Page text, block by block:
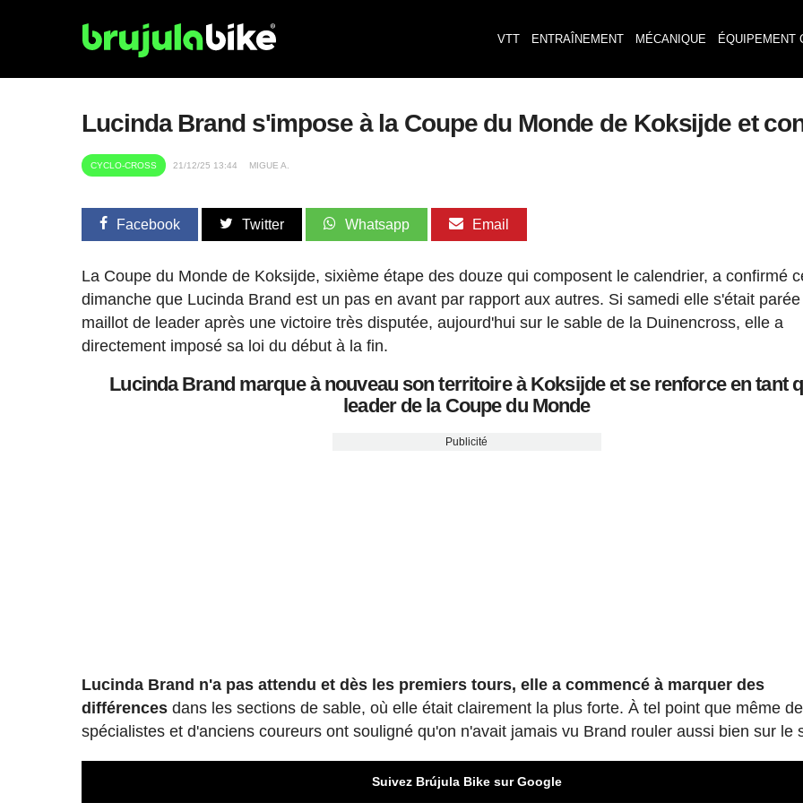
VTT ENTRAÎNEMENT MÉCANIQUE ÉQUIPEMENT
Lucinda Brand s'impose à la Coupe du Monde de Koksijde et
CYCLO-CROSS 21/12/25 13:44 MIGUE A.
Facebook Twitter Whatsapp Email
La Coupe du Monde de Koksijde, sixième étape des douze qui composent le calendrier, a confirmé
dimanche que Lucinda Brand est un pas en avant par rapport aux autres. Si samedi elle s'était parée
maillot de leader après une victoire très disputée, aujourd'hui sur le sable de la Duinencross, elle a
directement imposé sa loi du début à la fin.
Lucinda Brand marque à nouveau son territoire à Koksijde et se renforce en tant
leader de la Coupe du Monde
Publicité
Lucinda Brand n'a pas attendu et dès les premiers tours, elle a commencé à marquer des
différences dans les sections de sable, où elle était clairement la plus forte. À tel point que même
spécialistes et d'anciens coureurs ont souligné qu'on n'avait jamais vu Brand rouler aussi bien sur le
Suivez Brújula Bike sur Google